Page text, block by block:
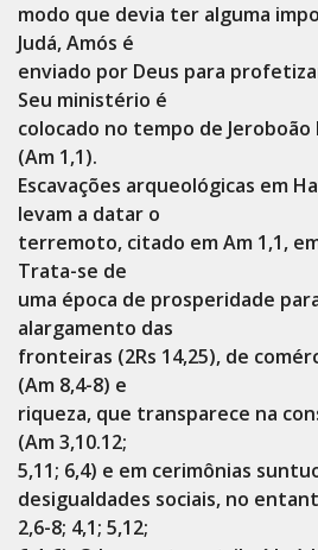
modo que devia ter alguma
Judá, Amós é
enviado por Deus para
Seu ministério é
colocado no tempo de Jeroboão
(Am 1,1).
Escavações arqueológicas em
levam a datar o
terremoto, citado em Am 1,1,
Trata-se de
uma época de prosperidade
alargamento das
fronteiras (2Rs 14,25), de
(Am 8,4-8) e
riqueza, que transparece na
(Am 3,10.12;
5,11; 6,4) e em cerimônias
desigualdades sociais, no
2,6-8; 4,1; 5,12;